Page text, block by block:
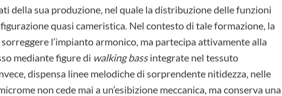
della sua produzione, nel quale la distribuzione delle funzioni
quasi cameristica. Nel contesto di tale formazione, la
l’impianto armonico, ma partecipa attivamente alla
mediante figure di walking bassintegrate nel tessuto
dispensa linee melodiche di sorprendente nitidezza, nelle
non cede mai a un’esibizione meccanica, ma conserva una